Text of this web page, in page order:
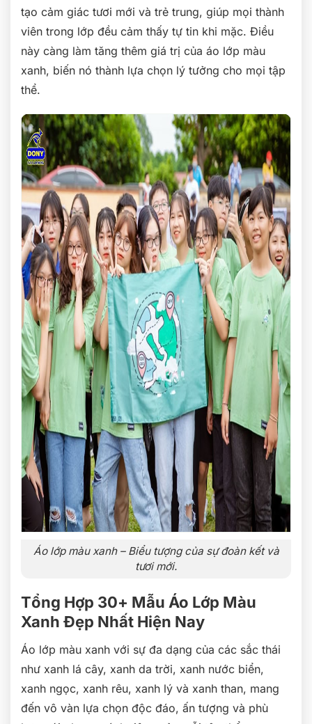
tạo cảm giác tươi mới và trẻ trung, giúp mọi thành
viên trong lớp đều cảm thấy tự tin khi mặc. Điều
này càng làm tăng thêm giá trị của áo lớp màu
xanh, biến nó thành lựa chọn lý tưởng cho mọi tập
thể.
Áo lớp màu xanh – Biểu tượng của sự đoàn kết và
tươi mới.
Tổng Hợp 30+ Mẫu Áo Lớp Màu
Xanh Đẹp Nhất Hiện Nay
Áo lớp màu xanh với sự đa dạng của các sắc thái
như xanh lá cây, xanh da trời, xanh nước biển,
xanh ngọc, xanh rêu, xanh lý và xanh than, mang
đến vô vàn lựa chọn độc đáo, ấn tượng và phù